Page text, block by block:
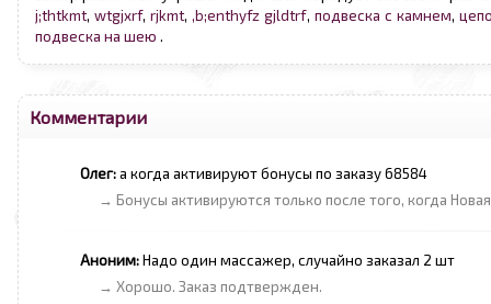
j;thtkmt,wtgjxrf,rjkmt,,b;enthyfz gjldtrf, подвеска с камнем,
подвеска на шею .
Комментарии
Олег:а когда активируют бонусы по заказу 68584
→ Бонусы активируются только после того, когда
Аноним:Надо один массажер, случайно заказал 2 шт
→ Хорошо. Заказ подтвержден.